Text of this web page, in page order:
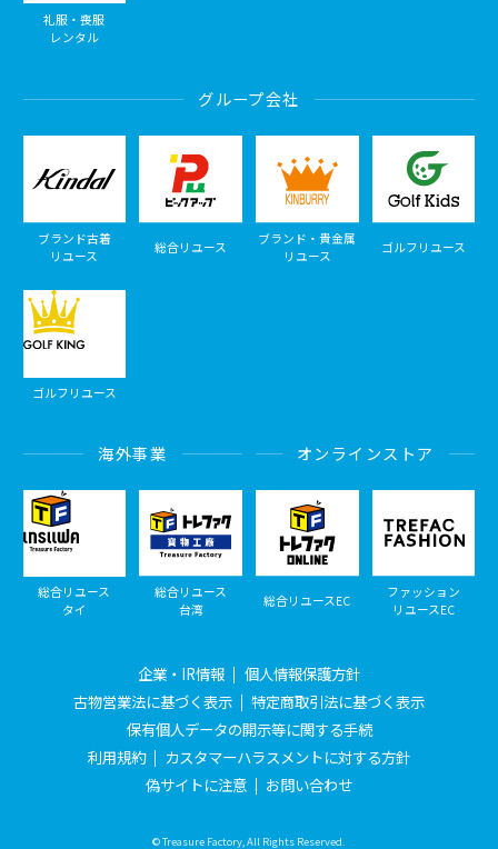
礼服・喪服
レンタル
グループ会社
ブランド古着
リユース
総合リユース
ブランド・貴金属
リユース
ゴルフリユース
ゴルフリユース
海外事業
総合リユース
タイ
総合リユース
台湾
オンラインストア
総合リユースEC
ファッション
リユースEC
企業・IR情報
個人情報保護方針
古物営業法に基づく表示
特定商取引法に基づく表示
保有個人データの開示等に関する手続
利用規約
カスタマーハラスメントに対する方針
偽サイトに注意
お問い合わせ
© Treasure Factory, All Rights Reserved.